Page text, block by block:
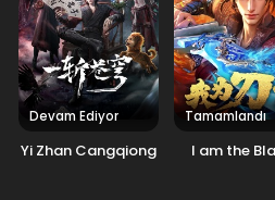
Blm 50 - Eylül 29, 2025
Tales of Herding
Blm 49 - Eylül 22, 2025
Tales of Herding
Devam Ediyor
Yi Zhan Cangqiong
Tamamlandı
I am the